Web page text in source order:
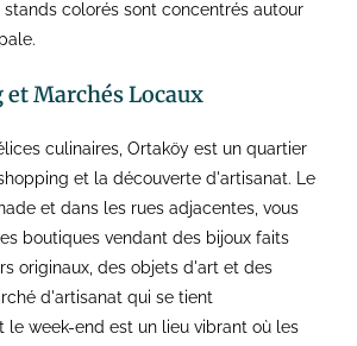
stands colorés sont concentrés autour
et Marchés Locaux
culinaires, Ortaköy est un quartier
et la découverte d'artisanat. Le
et dans les rues adjacentes, vous
boutiques vendant des bijoux faits
originaux, des objets d'art et des
d'artisanat qui se tient
le week-end est un lieu vibrant où les